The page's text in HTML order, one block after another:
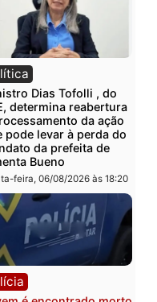
Polícia
Polícia Militar apreende
explosivos e
durante patrulhamento
fluvial no Rio Madeira em
Porto Velho
sexta-feira, 07/08/2026 às